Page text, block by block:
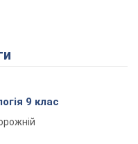
Video
9 клас